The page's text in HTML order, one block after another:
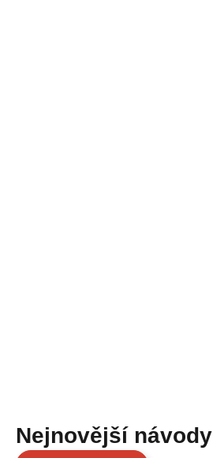
Nejnovější návody